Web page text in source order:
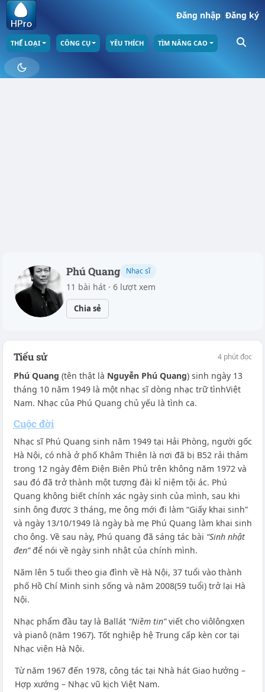
Đăng nhập|Đăng ký
THỂ LOẠI CÔNG CỤ YÊU THÍCH TÌM NÂNG CAO
Phú Quang Nhạc sĩ
11 bài hát · 6 lượt xem
Chia sẻ
Tiểu sử 4 phút đọc
Phú Quang (tên thật là Nguyễn Phú Quang) sinh ngày 13
tháng 10 năm 1949 là một nhạc sĩ dòng nhạc trữ tìnhViệt
Nam. Nhạc của Phú Quang chủ yếu là tình ca.
Cuộc đời
Nhạc sĩ Phú Quang sinh năm 1949 tại Hải Phòng, người gốc
Hà Nội, có nhà ở phố Khâm Thiên là nơi đã bị B52 rải thảm
trong 12 ngày đêm Điện Biên Phủ trên không năm 1972 và
sau đó đã trở thành một tượng đài kỉ niệm tội ác. Phú
Quang không biết chính xác ngày sinh của mình, sau khi
sinh ông được 3 tháng, mẹ ông mới đi làm “Giấy khai sinh”
và ngày 13/10/1949 là ngày bà mẹ Phú Quang làm khai sinh
cho ông. Về sau này, Phú quang đã sáng tác bài “Sinh nhật
đen”để nói về ngày sinh nhật của chính mình.
Năm lên 5 tuổi theo gia đình về Hà Nội, 37 tuổi vào thành
phố Hồ Chí Minh sinh sống và năm 2008(59 tuổi) trở lại Hà
Nội.
Nhạc phẩm đầu tay là Ballát “Niềm tin”viết cho viôlôngxen
và pianô (năm 1967). Tốt nghiệp hệ Trung cấp kèn cor tại
Nhạc viện Hà Nội.
Từ năm 1967 đến 1978, công tác tại Nhà hát Giao hưởng –
Hợp xướng – Nhạc vũ kịch Việt Nam.